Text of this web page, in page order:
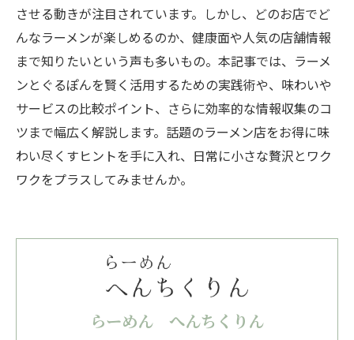
させる動きが注目されています。しかし、どのお店でど
んなラーメンが楽しめるのか、健康面や人気の店舗情報
まで知りたいという声も多いもの。本記事では、ラーメ
ンとぐるぽんを賢く活用するための実践術や、味わいや
サービスの比較ポイント、さらに効率的な情報収集のコ
ツまで幅広く解説します。話題のラーメン店をお得に味
わい尽くすヒントを手に入れ、日常に小さな贅沢とワク
ワクをプラスしてみませんか。
らーめん へんちくりん